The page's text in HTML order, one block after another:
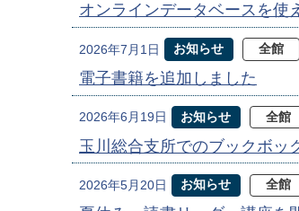
オンラインデータベースを使
2026年7月1日 お知らせ 全館
電子書籍を追加しました
2026年6月19日 お知らせ 全館
玉川総合支所でのブックボッ
2026年5月20日 お知らせ 全館